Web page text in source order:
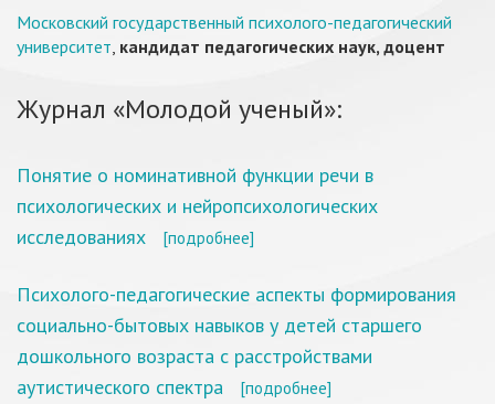
Московский государственный психолого-педагогический
университет, кандидат педагогических наук, доцент
Журнал «Молодой ученый»:
Понятие о номинативной функции речи в
психологических и нейропсихологических
исследованиях
[подробнее]
Психолого-педагогические аспекты формирования
социально-бытовых навыков у детей старшего
дошкольного возраста с расстройствами
аутистического спектра
[подробнее]